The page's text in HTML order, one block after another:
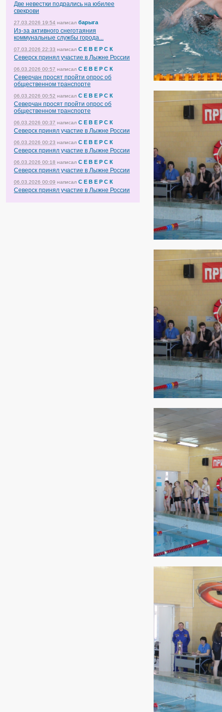
Две невестки подрались на юбилее
свекрови
27.03.2026 19:54 написал барыга
Из-за активного снеготаяния
коммунальные службы города...
07.03.2026 22:33 написал С Е В Е Р С К
Северск принял участие в Лыжне России
06.03.2026 00:57 написал С Е В Е Р С К
Северчан просят пройти опрос об
общественном транспорте
06.03.2026 00:52 написал С Е В Е Р С К
Северчан просят пройти опрос об
общественном транспорте
06.03.2026 00:37 написал С Е В Е Р С К
Северск принял участие в Лыжне России
06.03.2026 00:23 написал С Е В Е Р С К
Северск принял участие в Лыжне России
06.03.2026 00:18 написал С Е В Е Р С К
Северск принял участие в Лыжне России
06.03.2026 00:09 написал С Е В Е Р С К
Северск принял участие в Лыжне России